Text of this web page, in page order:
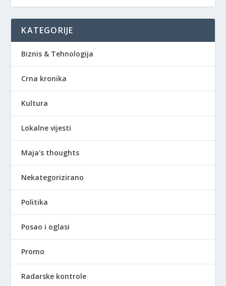
KATEGORIJE
Biznis & Tehnologija
Crna kronika
Kultura
Lokalne vijesti
Maja's thoughts
Nekategorizirano
Politika
Posao i oglasi
Promo
Radarske kontrole